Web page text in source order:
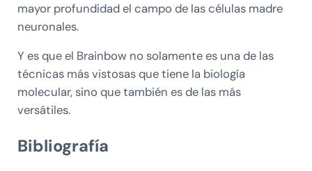
mayor profundidad el campo de las células madre
neuronales.
Y es que el Brainbow no solamente es una de las
técnicas más vistosas que tiene la biología
molecular, sino que también es de las más
versátiles.
Bibliografía